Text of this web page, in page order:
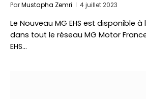
ParMustapha Zemri 4 juillet 2023
Le Nouveau MG EHS est disponible
dans tout le réseau MG Motor
EHS…